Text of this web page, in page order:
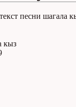
песни шагала
кыз